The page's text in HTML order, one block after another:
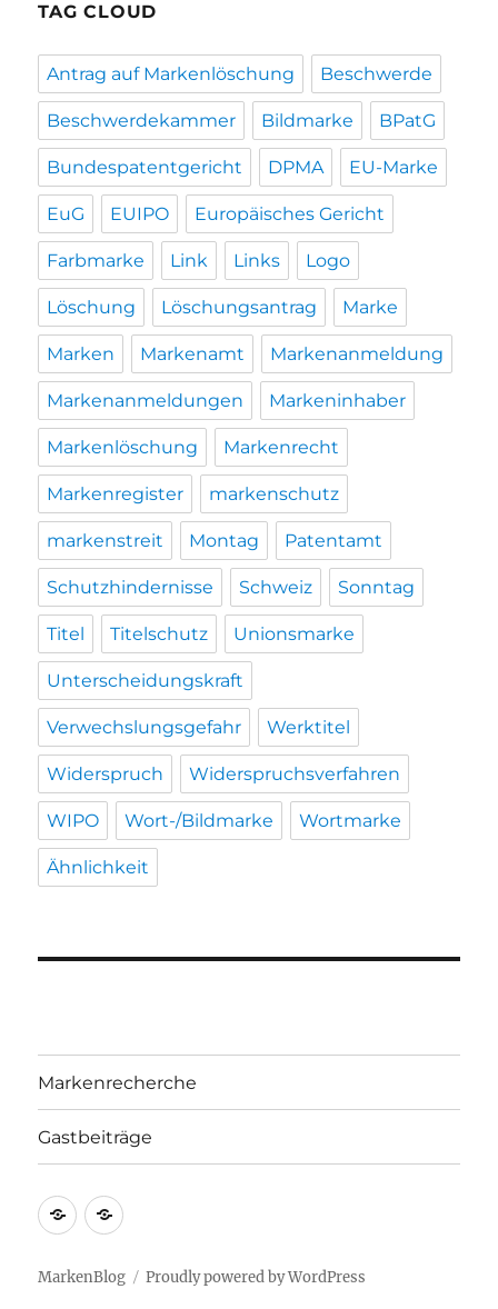
TAG CLOUD
Antrag auf Markenlöschung Beschwerde
Beschwerdekammer Bildmarke BPatG
Bundespatentgericht DPMA EU-Marke
EuG EUIPO Europäisches Gericht
Farbmarke Link Links Logo
Löschung Löschungsantrag Marke
Marken Markenamt Markenanmeldung
Markenanmeldungen Markeninhaber
Markenlöschung Markenrecht
Markenregister markenschutz
markenstreit Montag Patentamt
Schutzhindernisse Schweiz Sonntag
Titel Titelschutz Unionsmarke
Unterscheidungskraft
Verwechslungsgefahr Werktitel
Widerspruch Widerspruchsverfahren
WIPO Wort-/Bildmarke Wortmarke
Ähnlichkeit
Markenrecherche
Gastbeiträge
Markenrecherche
Gastbeiträge
MarkenBlog Proudly powered by WordPress